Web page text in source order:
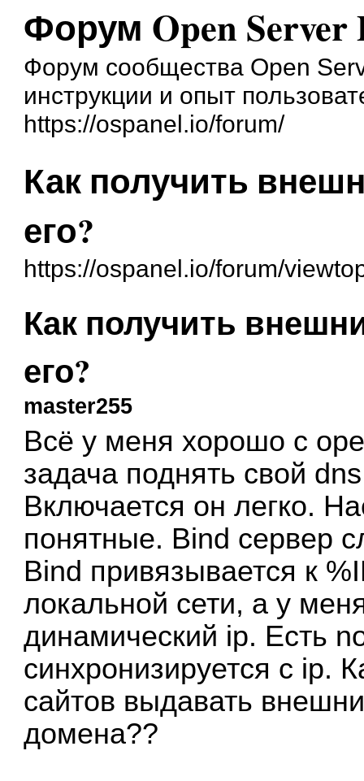
Форум Open Server
Форум сообщества Open
инструкции и опыт
https://ospanel.io/forum/
Как получить
его?
https://ospanel.io/forum/
Как получить
его?
master255
Всё у меня хорошо с
задача поднять свой
Включается он легко.
понятные. Bind сервер
Bind привязывается к
локальной сети, а у
динамический ip. Есть
синхронизируется с ip.
сайтов выдавать
домена??